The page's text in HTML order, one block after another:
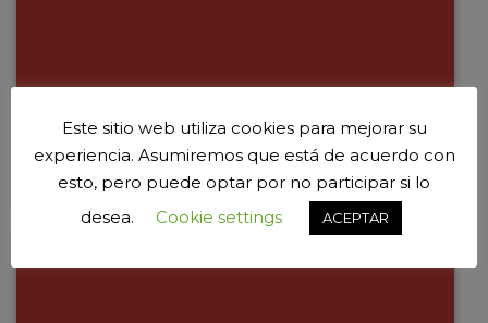
Este sitio web utiliza cookies para mejorar su
experiencia. Asumiremos que está de acuerdo con
esto, pero puede optar por no participar si lo
desea.
Cookie settings ACEPTAR